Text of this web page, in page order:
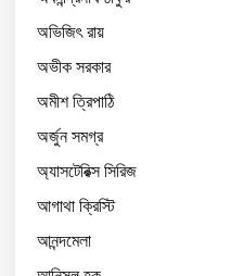
অভিজিৎ রায়
অভীক সরকার
অমীশ ত্রিপাঠি
অর্জুন সমগ্র
অ্যাসটেরিক্স সিরিজ
আগাথা ক্রিস্টি
আনন্দমেলা